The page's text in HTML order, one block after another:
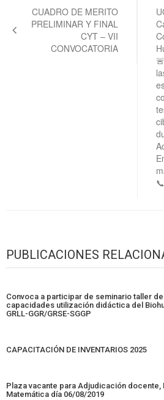
entradas
CUADRO DE MERITO
PRELIMINAR Y FINAL
CYT – VII
CONVOCATORIA
PUBLICACIONES
Convoca a participar de seminario taller
capacidades utilización didáctica del
GRLL-GGR/GRSE-SGGP
CAPACITACIÓN DE INVENTARIOS 2025
Plaza vacante para Adjudicación docente,
Matemática día 06/08/2019